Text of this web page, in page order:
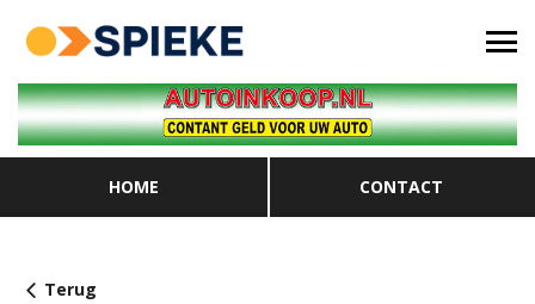
HOME CONTACT
Terug